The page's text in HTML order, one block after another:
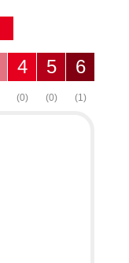
6
(1)
5
(0)
4
(0)